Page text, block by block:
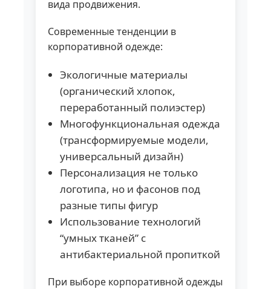
вида продвижения.
Современные тенденции в
корпоративной одежде:
Экологичные материалы
(органический хлопок,
переработанный полиэстер)
Многофункциональная одежда
(трансформируемые модели,
универсальный дизайн)
Персонализация не только
логотипа, но и фасонов под
разные типы фигур
Использование технологий
“умных тканей” с
антибактериальной пропиткой
При выборе корпоративной одежды